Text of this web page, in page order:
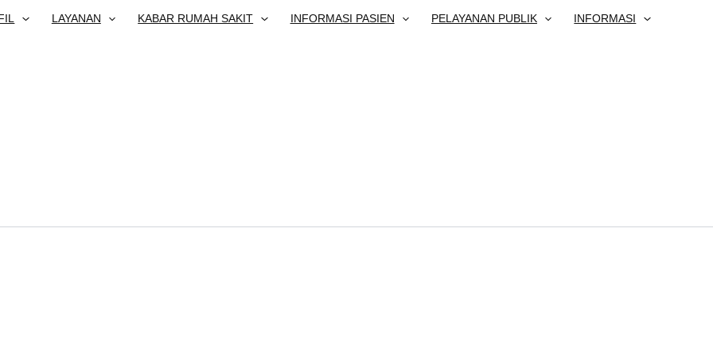
LAYANAN KABAR RUMAH SAKIT INFORMASI PASIEN PELAYANAN PUBLIK
INFORMASI